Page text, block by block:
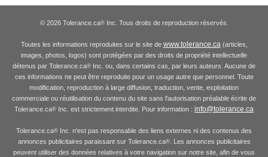
© 2026 Tolerance.ca®Inc. Tous droits de reproduction réservés.
Toutes les informations reproduites sur le site de www.tolerance.ca(articles,
images, photos, logos) sont protégées par des droits de propriété intellectuelle
détenus par Tolerance.ca® Inc. ou, dans certains cas, par leurs auteurs. Aucune de
ces informations ne peut être reproduite pour un usage autre que personnel. Toute
modification, reproduction à large diffusion, traduction, vente, exploitation
commerciale ou réutilisation du contenu du site sans l'autorisation préalable écrite de
Tolerance.ca® Inc. est strictement interdite. Pour information : info@tolerance.ca
Tolerance.ca® Inc. n'est pas responsable des liens externes ni des contenus des
annonces publicitaires paraissant sur Tolerance.ca®. Les annonces publicitaires
peuvent utiliser des données relatives à votre navigation sur notre site, afin de vous